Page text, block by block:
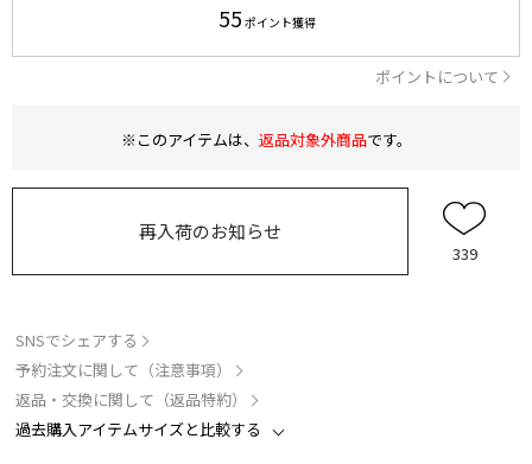
55 ポイント獲得
ポイントについて
※このアイテムは、 返品対象外商品です。
再入荷のお知らせ
339
SNSでシェアする
予約注文に関して（注意事項）
返品・交換に関して（返品特約）
過去購入アイテムサイズと比較する